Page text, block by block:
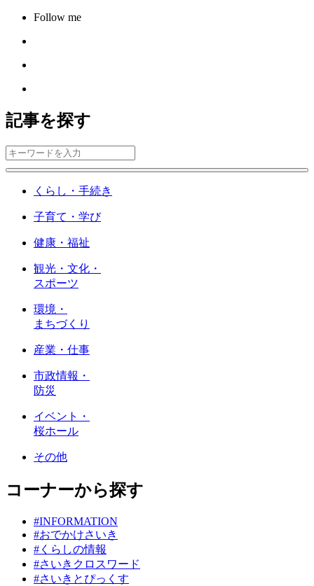
Follow me
記事を探す
くらし・手続き
子育て・学び
健康・福祉
観光・文化・
スポーツ
環境・
まちづくり
産業・仕事
市政情報・
防災
イベント・
桜ホール
その他
コーナーから探す
#INFORMATION
#おでかけさいき
#くらしの情報
#さいきクロスワード
#さいきとぴっくす